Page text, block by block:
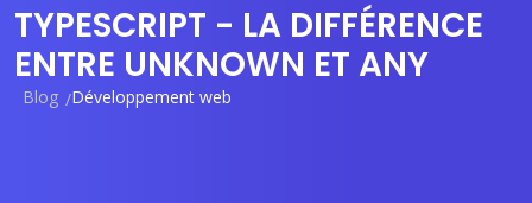
TYPESCRIPT - LA DIFFÉRENCE
ENTRE UNKNOWN ET ANY
Blog Développement web